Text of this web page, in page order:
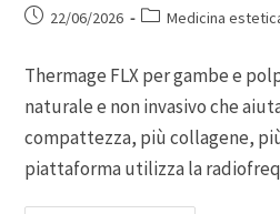
22/06/2026 Medicina
Thermage FLX per gambe e
naturale e non invasivo che
compattezza, più collagene,
piattaforma utilizza la